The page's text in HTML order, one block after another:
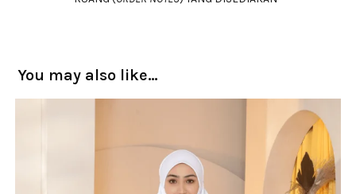
You may also like…